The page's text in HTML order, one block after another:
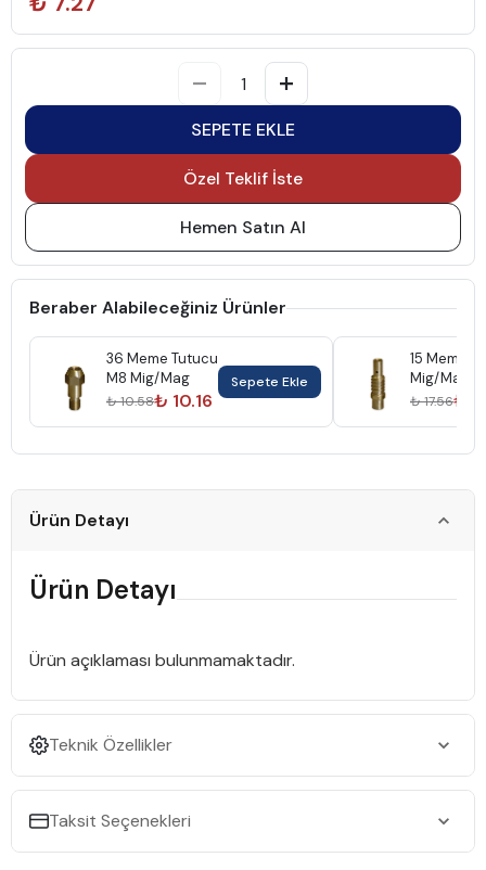
SEPETE EKLE
Özel Teklif İste
Hemen Satın Al
Beraber Alabileceğiniz Ürünler
36 Meme Tutucu
M8 Mig/Mag
₺ 10.58₺ 10.16
Sepete Ekle
15 Meme
Mig/Mag
₺ 17.56₺
Ürün Detayı
Ürün Detayı
Ürün açıklaması bulunmamaktadır.
Teknik Özellikler
Taksit Seçenekleri